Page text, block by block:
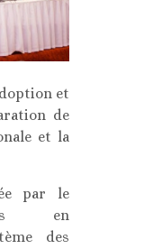
et
de
et la
par le
en
des